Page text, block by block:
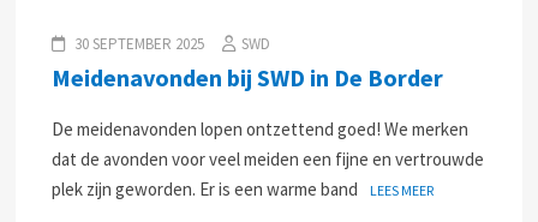
30 SEPTEMBER 2025 SWD
Meidenavonden bij SWD in De Border
De meidenavonden lopen ontzettend goed! We merken
dat de avonden voor veel meiden een fijne en vertrouwde
plek zijn geworden. Er is een warme band
LEES MEER